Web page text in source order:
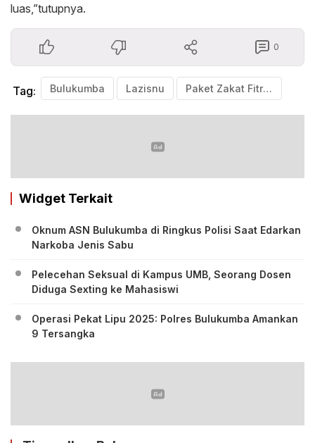
luas,”tutupnya.
0
Tag: Bulukumba Lazisnu Paket Zakat Fitrah
Widget Terkait
Oknum ASN Bulukumba di Ringkus Polisi Saat Edarkan
Narkoba Jenis Sabu
Pelecehan Seksual di Kampus UMB, Seorang Dosen
Diduga Sexting ke Mahasiswi
Operasi Pekat Lipu 2025: Polres Bulukumba Amankan
9 Tersangka